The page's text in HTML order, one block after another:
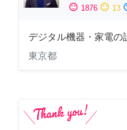
sentiment_satisfied 1876 sentiment_neutral 13
デジタル機器・家電の
東京都